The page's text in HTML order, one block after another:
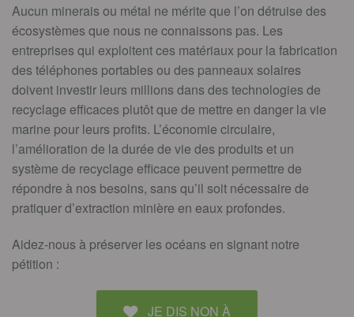
Aucun minerais ou métal ne mérite que l’on détruise des
écosystèmes que nous ne connaissons pas. Les
entreprises qui exploitent ces matériaux pour la fabrication
des téléphones portables ou des panneaux solaires
doivent investir leurs millions dans des technologies de
recyclage efficaces plutôt que de mettre en danger la vie
marine pour leurs profits. L’économie circulaire,
l’amélioration de la durée de vie des produits et un
système de recyclage efficace peuvent permettre de
répondre à nos besoins, sans qu’il soit nécessaire de
pratiquer d’extraction minière en eaux profondes.
Aidez-nous à préserver les océans en signant notre
pétition :
JE DIS NON À